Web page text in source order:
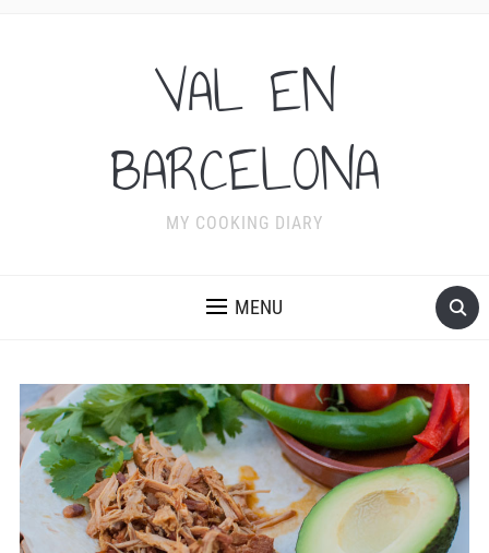
VAL EN
BARCELONA
MY COOKING DIARY
MENU